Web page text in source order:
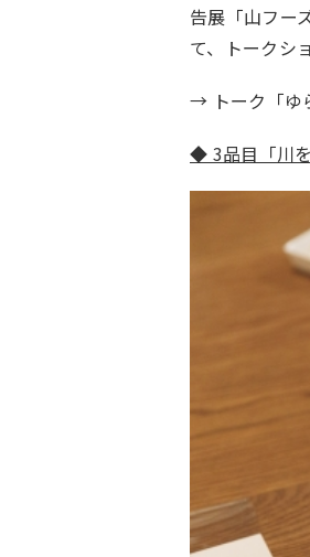
告展「山フー
て、トークシ
→ トーク「ゆ
◆ 3品目「川